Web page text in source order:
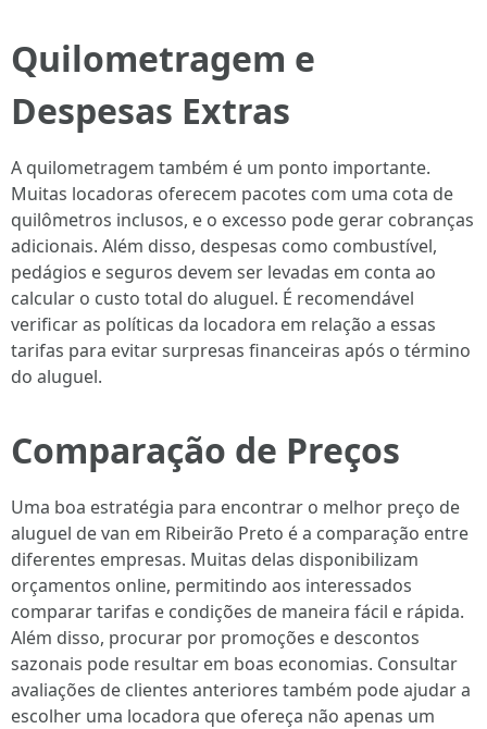
Quilometragem e
Despesas Extras
A quilometragem também é um ponto importante.
Muitas locadoras oferecem pacotes com uma cota de
quilômetros inclusos, e o excesso pode gerar cobranças
adicionais. Além disso, despesas como combustível,
pedágios e seguros devem ser levadas em conta ao
calcular o custo total do aluguel. É recomendável
verificar as políticas da locadora em relação a essas
tarifas para evitar surpresas financeiras após o término
do aluguel.
Comparação de Preços
Uma boa estratégia para encontrar o melhor preço de
aluguel de van em Ribeirão Preto é a comparação entre
diferentes empresas. Muitas delas disponibilizam
orçamentos online, permitindo aos interessados
comparar tarifas e condições de maneira fácil e rápida.
Além disso, procurar por promoções e descontos
sazonais pode resultar em boas economias. Consultar
avaliações de clientes anteriores também pode ajudar a
escolher uma locadora que ofereça não apenas um